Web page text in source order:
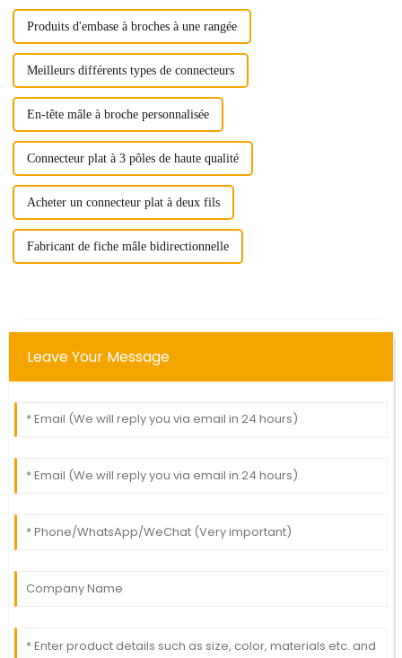
Produits d'embase à broches à une rangée
Meilleurs différents types de connecteurs
En-tête mâle à broche personnalisée
Connecteur plat à 3 pôles de haute qualité
Acheter un connecteur plat à deux fils
Fabricant de fiche mâle bidirectionnelle
Leave Your Message